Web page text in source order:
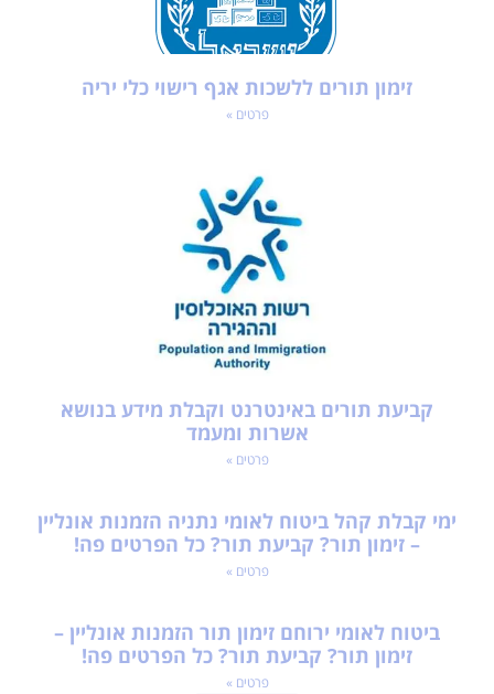
זימון תורים ללשכות אגף רישוי כלי יריה
פרטים »
קביעת תורים באינטרנט וקבלת מידע בנושא
אשרות ומעמד
פרטים »
ימי קבלת קהל ביטוח לאומי נתניה הזמנות אונליין
– זימון תור? קביעת תור? כל הפרטים פה!
פרטים »
ביטוח לאומי ירוחם זימון תור הזמנות אונליין –
זימון תור? קביעת תור? כל הפרטים פה!
פרטים »